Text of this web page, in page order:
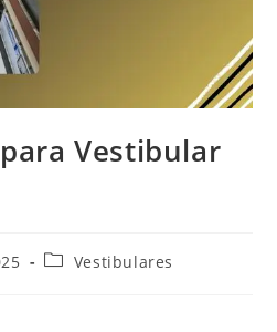
Vestibular
Categoria
Vestibulares